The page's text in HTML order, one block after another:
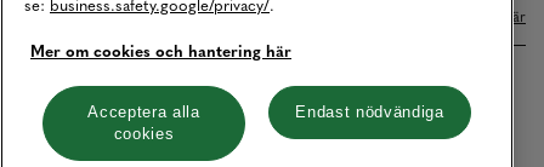
Betalningar online sköts i samarbete med Klarna. Läs mer här
Cookies Integritetspolicy
Hantera cookies
Mer om cookies och hantering här
Acceptera alla
cookies
Endast nödvändiga